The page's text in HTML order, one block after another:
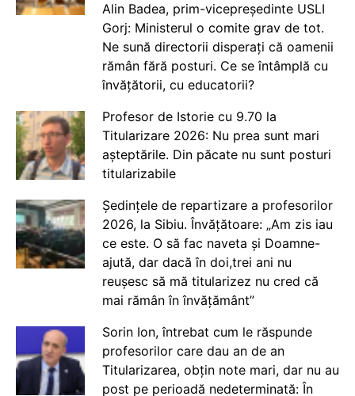
Alin Badea, prim-vicepreședinte USLI
Gorj: Ministerul o comite grav de tot.
Ne sună directorii disperați că oamenii
rămân fără posturi. Ce se întâmplă cu
învățătorii, cu educatorii?
Profesor de Istorie cu 9.70 la
Titularizare 2026: Nu prea sunt mari
așteptările. Din păcate nu sunt posturi
titularizabile
Ședințele de repartizare a profesorilor
2026, la Sibiu. Învățătoare: „Am zis iau
ce este. O să fac naveta și Doamne-
ajută, dar dacă în doi,trei ani nu
reușesc să mă titularizez nu cred că
mai rămân în învățământ”
Sorin Ion, întrebat cum le răspunde
profesorilor care dau an de an
Titularizarea, obțin note mari, dar nu au
post pe perioadă nedeterminată: În